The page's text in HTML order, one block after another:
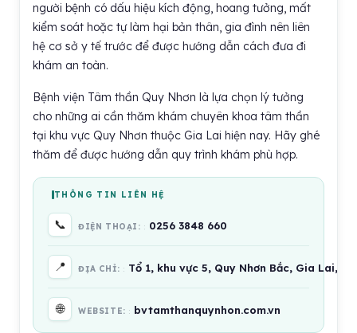
người bệnh có dấu hiệu kích động, hoang tưởng, mất
kiểm soát hoặc tự làm hại bản thân, gia đình nên liên
hệ cơ sở y tế trước để được hướng dẫn cách đưa đi
khám an toàn.
Bệnh viện Tâm thần Quy Nhơn là lựa chọn lý tưởng
cho những ai cần thăm khám chuyên khoa tâm thần
tại khu vực Quy Nhơn thuộc Gia Lai hiện nay. Hãy ghé
thăm để được hướng dẫn quy trình khám phù hợp.
THÔNG TIN LIÊN HỆ
📞 ĐIỆN THOẠI: 0256 3848 660
📍 ĐỊA CHỈ: Tổ 1, khu vực 5, Quy Nhơn Bắc, Gia Lai,
🌐 WEBSITE: bvtamthanquynhon.com.vn